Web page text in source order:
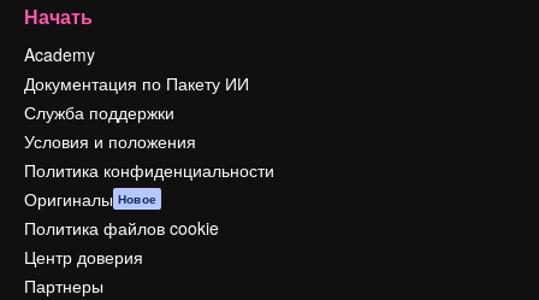
Начать
Academy
Документация по Пакету ИИ
Служба поддержки
Условия и положения
Политика конфиденциальности
Оригиналы Новое
Политика файлов cookie
Центр доверия
Партнеры